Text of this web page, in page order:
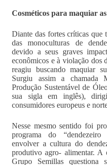
Cosméticos para maquiar
Diante das fortes críticas que
das monoculturas de
devido a seus graves
econômicos e à violação dos
reagiu buscando maquiar
Surgiu assim a chamada
Produção Sustentável de
sua sigla em inglês),
consumidores europeus e
Nesse mesmo sentido foi
programa do “dendezeiro
envolver a cultura do
produtivo agro- alimentar. A
Grupo Semillas questiona